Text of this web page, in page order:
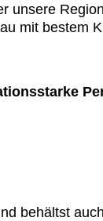
mit bestem
behältst